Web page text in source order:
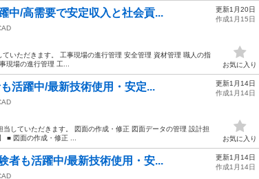
中/高需要で安定収入と社会貢...
いただきます。 工事現場の進行管理 安全管理 資材管理 職人の指
現場の進行管理 工...
更新1月20日
作成1月15日
お気に入り
活躍中/最新技術使用・安定...
当していただきます。 図面の作成・修正 図面データの管理 設計担
■ 図面の作成・修正 ...
更新1月14日
作成1月14日
お気に入り
者も活躍中/最新技術使用・安...
更新1月14日
作成1月14日